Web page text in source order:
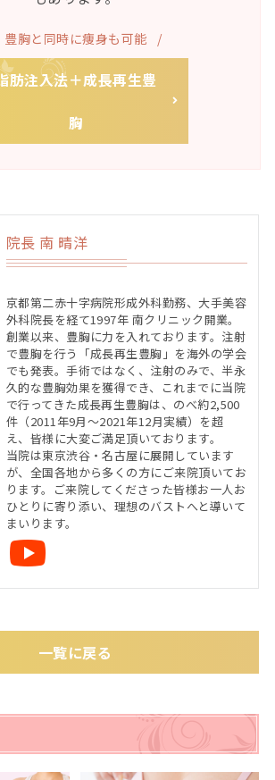
豊胸と同時に痩身も可能
肪注入法＋成長再生豊
胸
院長 南 晴洋
京都第二赤十字病院形成外科勤務、大手美容
外科院長を経て1997年 南クリニック開業。
創業以来、豊胸に力を入れております。注射
で豊胸を行う「成長再生豊胸」を海外の学会
でも発表。手術ではなく、注射のみで、半永
久的な豊胸効果を獲得でき、これまでに当院
で行ってきた成長再生豊胸は、のべ約2,500
件（2011年9月〜2021年12月実績）を超
え、皆様に大変ご満足頂いております。
当院は東京渋谷・名古屋に展開しています
が、全国各地から多くの方にご来院頂いてお
ります。ご来院してくださった皆様お一人お
ひとりに寄り添い、理想のバストへと導いて
まいります。
一覧に戻る